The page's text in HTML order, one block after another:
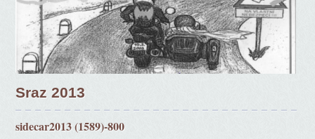
Sraz 2013
sidecar2013 (1589)-800